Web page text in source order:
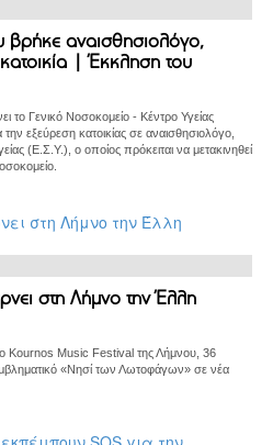
αναισθησιολόγο,
| Έκκληση του
το Γενικό Νοσοκομείο - Κέντρο Υγείας
εξεύρεση κατοικίας σε αναισθησιολόγο,
(Ε.Σ.Υ.), ο οποίος πρόκειται να μετακινηθεί
στη Λήμνο την Έλλη
Kournos Music Festival της Λήμνου, 36
«Νησί των Λωτοφάγων» σε νέα